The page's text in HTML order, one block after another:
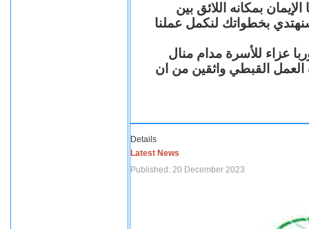
بمكانه اللائق بين
بخطواتك لنكمل عملنا
عزاء للأسرة مدام منال
العمل القبطي واثقين من ان
Details
Latest News
Published: 20 December 2023